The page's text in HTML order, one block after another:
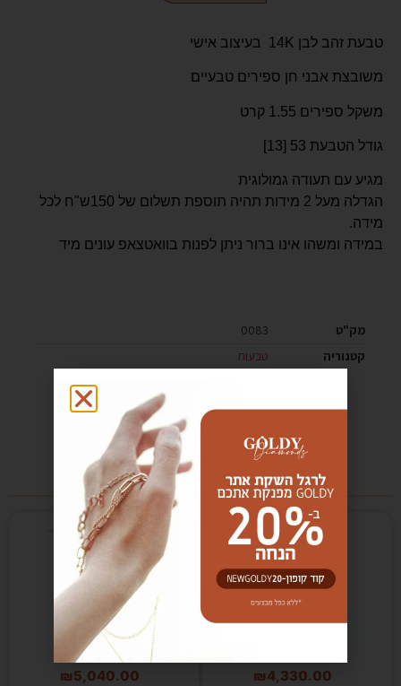
טבעת זהב לבן 14K בעיצוב אישי
משובצת אבני חן ספירים טבעיים
משקל ספירים 1.55 קרט
גודל הטבעת 53 [13]
מגיע עם תעודה גמולוגית
הגדלה מעל 2 מידות תהיה תוספת תשלום של 150ש"ח לכל
מידה.
במידה ומשהו אינו ברור ניתן לפנות בוואטצאפ עונים מיד
מק"ט
0083
קטגוריה
טבעות
מוצרים קשורים
₪4,330.00
₪5,600.00
₪5,040.00